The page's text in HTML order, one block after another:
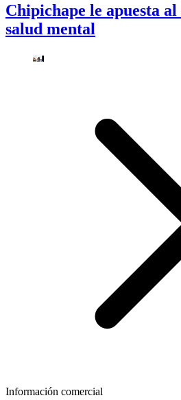
Chipichape le apuesta
salud mental
Información comercial